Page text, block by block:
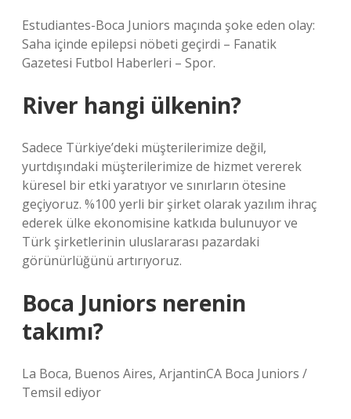
Estudiantes-Boca Juniors maçında şoke eden olay:
Saha içinde epilepsi nöbeti geçirdi – Fanatik
Gazetesi Futbol Haberleri – Spor.
River hangi ülkenin?
Sadece Türkiye’deki müşterilerimize değil,
yurtdışındaki müşterilerimize de hizmet vererek
küresel bir etki yaratıyor ve sınırların ötesine
geçiyoruz. %100 yerli bir şirket olarak yazılım ihraç
ederek ülke ekonomisine katkıda bulunuyor ve
Türk şirketlerinin uluslararası pazardaki
görünürlüğünü artırıyoruz.
Boca Juniors nerenin
takımı?
La Boca, Buenos Aires, ArjantinCA Boca Juniors /
Temsil ediyor